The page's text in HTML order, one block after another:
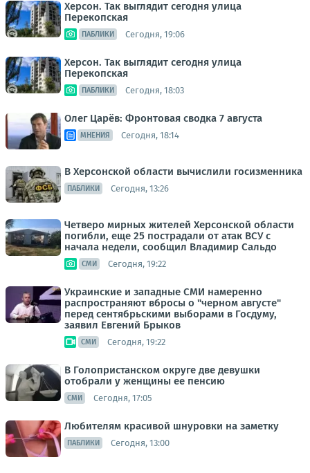
Херсон. Так выглядит сегодня улица
Перекопская
ПАБЛИКИ Сегодня, 19:06
Херсон. Так выглядит сегодня улица
Перекопская
ПАБЛИКИ Сегодня, 18:03
Олег Царёв: Фронтовая сводка 7 августа
МНЕНИЯ Сегодня, 18:14
В Херсонской области вычислили госизменника
ПАБЛИКИ Сегодня, 13:26
Четверо мирных жителей Херсонской области
погибли, еще 25 пострадали от атак ВСУ с
начала недели, сообщил Владимир Сальдо
СМИ Сегодня, 19:22
Украинские и западные СМИ намеренно
распространяют вбросы о "черном августе"
перед сентябрьскими выборами в Госдуму,
заявил Евгений Брыков
СМИ Сегодня, 19:22
В Голопристанском округе две девушки
отобрали у женщины ее пенсию
СМИ Сегодня, 17:05
Любителям красивой шнуровки на заметку
ПАБЛИКИ Сегодня, 13:00